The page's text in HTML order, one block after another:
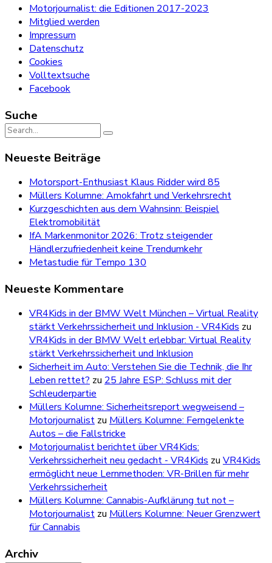
Motorjournalist: die Editionen 2017-2023
Mitglied werden
Impressum
Datenschutz
Cookies
Volltextsuche
Facebook
Suche
Search
Neueste Beiträge
Motorsport-Enthusiast Klaus Ridder wird 85
Müllers Kolumne: Amokfahrt und Verkehrsrecht
Kurzgeschichten aus dem Wahnsinn: Beispiel
Elektromobilität
IfA Markenmonitor 2026: Trotz steigender
Händlerzufriedenheit keine Trendumkehr
Metastudie für Tempo 130
Neueste Kommentare
VR4Kids in der BMW Welt München – Virtual Reality
stärkt Verkehrssicherheit und Inklusion - VR4Kids zu
VR4Kids in der BMW Welt erlebbar: Virtual Reality
stärkt Verkehrssicherheit und Inklusion
Sicherheit im Auto: Verstehen Sie die Technik, die Ihr
Leben rettet? zu 25 Jahre ESP: Schluss mit der
Schleuderpartie
Müllers Kolumne: Sicherheitsreport wegweisend –
Motorjournalist zu Müllers Kolumne: Ferngelenkte
Autos – die Fallstricke
Motorjournalist berichtet über VR4Kids:
Verkehrssicherheit neu gedacht - VR4Kids zu VR4Kids
ermöglicht neue Lernmethoden: VR-Brillen für mehr
Verkehrssicherheit
Müllers Kolumne: Cannabis-Aufklärung tut not –
Motorjournalist zu Müllers Kolumne: Neuer Grenzwert
für Cannabis
Archiv